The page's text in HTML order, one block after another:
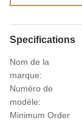
Specifications
Nom de la
marque:
Numéro de
modèle:
Minimum Order